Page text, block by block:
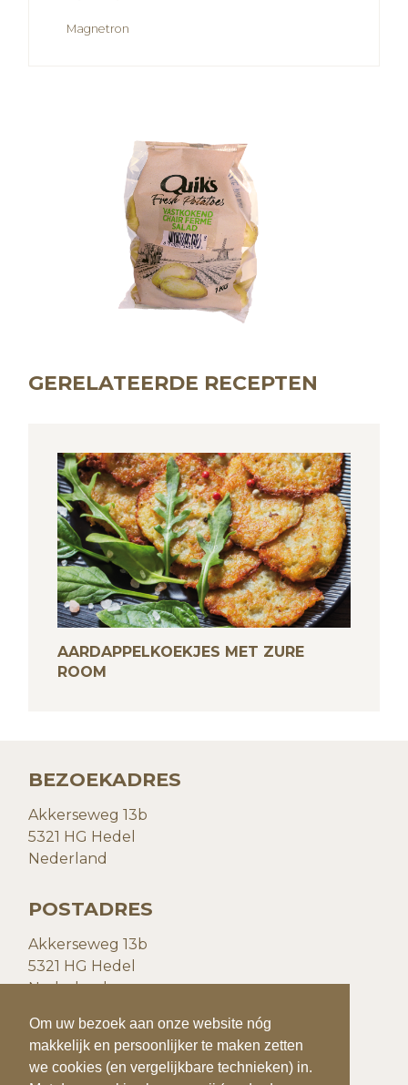
Om uw bezoek aan onze website nóg
makkelijk en persoonlijker te maken zetten
we cookies (en vergelijkbare technieken) in.
Om uw bezoek aan onze website nóg
makkelijk en persoonlijker te maken zetten
we cookies (en vergelijkbare technieken) in.
Magnetron
GERELATEERDE RECEPTEN
AARDAPPELKOEKJES MET ZURE
ROOM
BEZOEKADRES
Akkerseweg 13b
5321 HG Hedel
Nederland
POSTADRES
Akkerseweg 13b
5321 HG Hedel
Nederland
CONTACTGEGEVENS
T:+31(0)73 599 20 93